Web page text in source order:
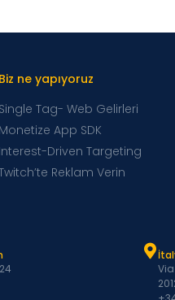
Biz ne yapıyoruz
Single Tag- Web Gelirleri
Monetize App SDK
Interest-Driven Targeting
Reklam Verin